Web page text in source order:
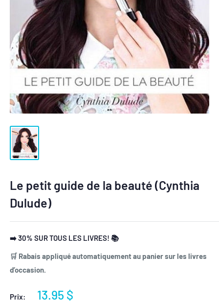
Le petit guide de la beauté (Cynthia
Dulude)
➡️ 30% SUR TOUS LES LIVRES! 📚
🛒 Rabais appliqué automatiquement au panier sur les livres
d’occasion.
Prix:
Prix
13.95 $